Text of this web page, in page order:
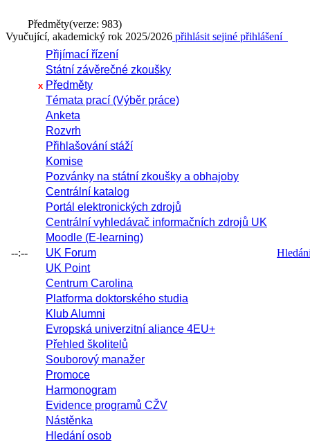
Předměty(verze: 983)
Vyučující, akademický rok 2025/2026 přihlásit sejiné přihlášení
--:--
Přijímací řízení
Státní závěrečné zkoušky
x Předměty
Témata prací (Výběr práce)
Anketa
Rozvrh
Přihlašování stáží
Komise
Pozvánky na státní zkoušky a obhajoby
Centrální katalog
Portál elektronických zdrojů
Centrální vyhledávač informačních zdrojů UK
Moodle (E-learning)
UK Forum
UK Point
Centrum Carolina
Platforma doktorského studia
Klub Alumni
Evropská univerzitní aliance 4EU+
Přehled školitelů
Souborový manažer
Promoce
Harmonogram
Evidence programů CŽV
Nástěnka
Hledání osob